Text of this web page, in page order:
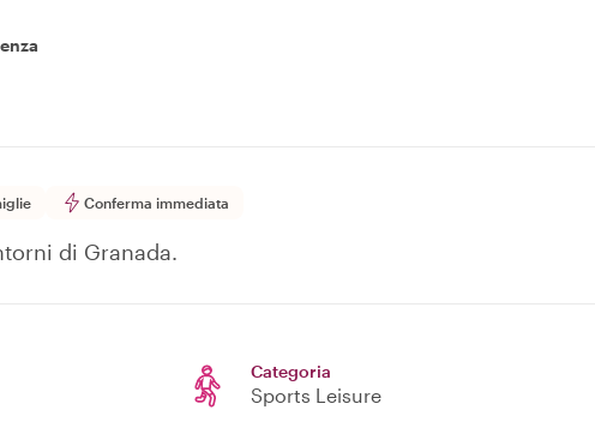
Conferma immediata
di Granada.
Categoria
Sports Leisure